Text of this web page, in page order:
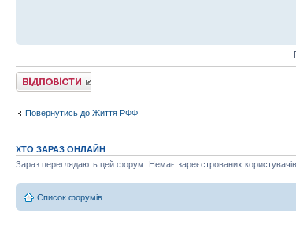
Відповісти
Повернутись до Життя РФФ
ХТО ЗАРАЗ ОНЛАЙН
Зараз переглядають цей форум: Немає зареєстрованих користувачів
Список форумів